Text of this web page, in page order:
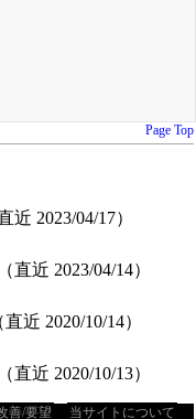
Page Top
近 2023/04/17）
直近 2023/04/14）
直近 2020/10/14）
直近 2020/10/13）
善/要望 当サイトについて